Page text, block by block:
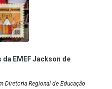
EMEF Jackson de
Regional de Educação